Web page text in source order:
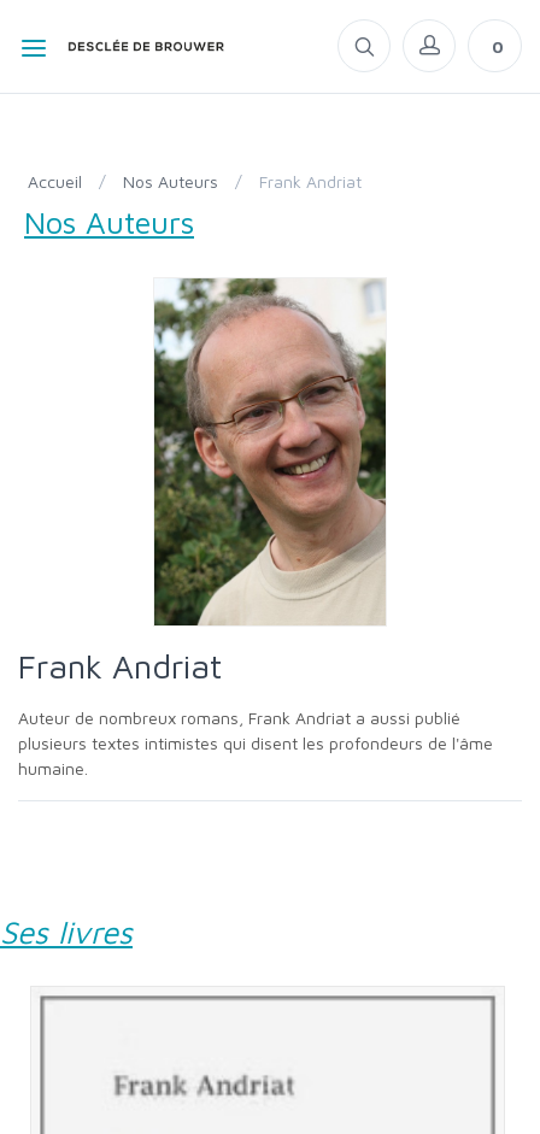
0
Accueil / Nos Auteurs / Frank Andriat
Nos Auteurs
Frank Andriat
Auteur de nombreux romans, Frank Andriat a aussi publié
plusieurs textes intimistes qui disent les profondeurs de l'âme
humaine.
Ses livres